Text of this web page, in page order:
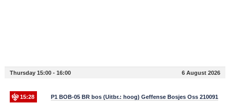
Thursday 15:00 - 16:00 6 August 2026
15:28
P1 BOB-05 BR bos (Uitbr.: hoog) Geffense Bosjes Oss 210091